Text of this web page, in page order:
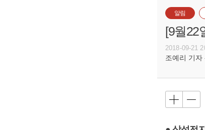
알림
[9월22
2018-09-21
조예리 기